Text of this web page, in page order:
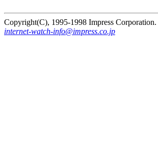
Copyright(C), 1995-1998 Impress Corporation.
internet-watch-info@impress.co.jp